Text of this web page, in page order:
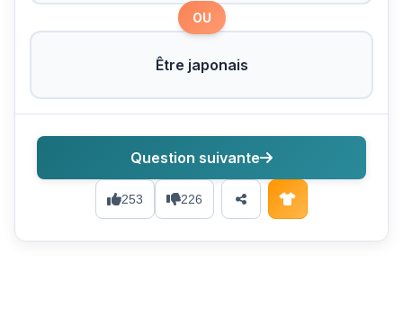
OU
Être japonais
253 226
Question suivante